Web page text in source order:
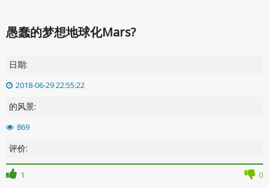
愚蠢的梦想地球化Mars?
日期:
2018-06-29 22:55:22
的风景:
869
评价:
1 0